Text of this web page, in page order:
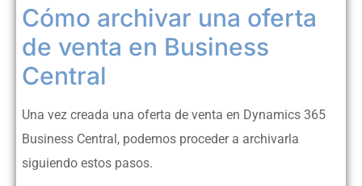
Cómo archivar una oferta
de venta en Business
Central
Una vez creada una oferta de venta en Dynamics 365
Business Central, podemos proceder a archivarla
siguiendo estos pasos.